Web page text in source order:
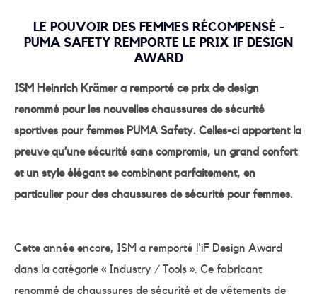
LE POUVOIR DES FEMMES RÉCOMPENSÉ -
PUMA SAFETY REMPORTE LE PRIX IF DESIGN
AWARD
ISM Heinrich Krämer a remporté ce prix de design
renommé pour les nouvelles chaussures de sécurité
sportives pour femmes PUMA Safety. Celles-ci apportent la
preuve qu’une sécurité sans compromis, un grand confort
et un style élégant se combinent parfaitement, en
particulier pour des chaussures de sécurité pour femmes.
Cette année encore, ISM a remporté l'iF Design Award
dans la catégorie « Industry / Tools ». Ce fabricant
renommé de chaussures de sécurité et de vêtements de